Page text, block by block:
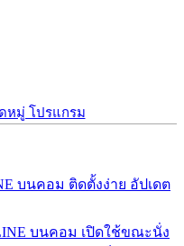
หมู่ โปรแกรม
บนคอม ติดตั้งง่าย อัปเดต
บนคอม เปิดใช้ขณะนั่ง